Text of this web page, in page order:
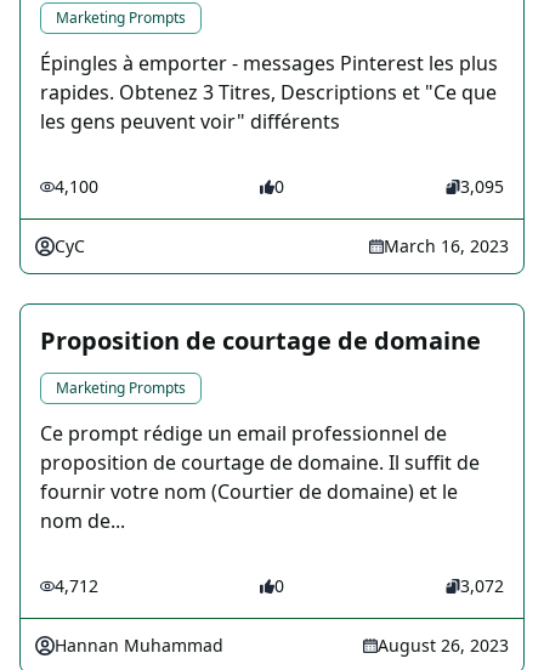
Marketing Prompts
Épingles à emporter - messages Pinterest les plus
rapides. Obtenez 3 Titres, Descriptions et "Ce que
les gens peuvent voir" différents
4,100 0 3,095
CyC March 16, 2023
Proposition de courtage de domaine
Marketing Prompts
Ce prompt rédige un email professionnel de
proposition de courtage de domaine. Il suffit de
fournir votre nom (Courtier de domaine) et le
nom de...
4,712 0 3,072
Hannan Muhammad August 26, 2023